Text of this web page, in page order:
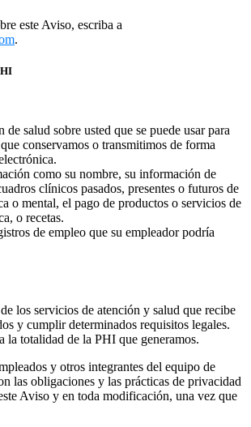
este Aviso, escriba a
.
de salud sobre usted que se puede usar para
conservamos o transmitimos de forma
como su nombre, su información de
clínicos pasados, presentes o futuros de
o mental, el pago de productos o servicios de
o recetas.
de empleo que su empleador podría
los servicios de atención y salud que recibe
y cumplir determinados requisitos legales.
la totalidad de la PHI que generamos.
y otros integrantes del equipo de
las obligaciones y las prácticas de privacidad
Aviso y en toda modificación, una vez que